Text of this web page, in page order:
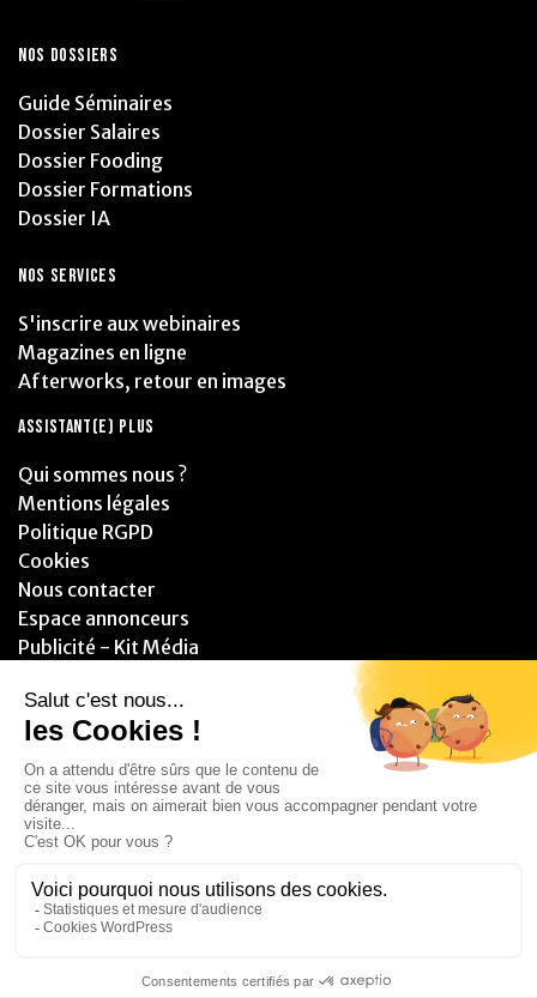
NOS DOSSIERS
Guide Séminaires
Dossier Salaires
Dossier Fooding
Dossier Formations
Dossier IA
NOS SERVICES
S'inscrire aux webinaires
Magazines en ligne
Afterworks, retour en images
ASSISTANT(E) PLUS
Qui sommes nous ?
Mentions légales
Politique RGPD
Cookies
Nous contacter
Espace annonceurs
Publicité - Kit Média
PARTENAIRES
© 2025 - Blitzzz Media - Assistant(e) Plus - Tous droits réservés.